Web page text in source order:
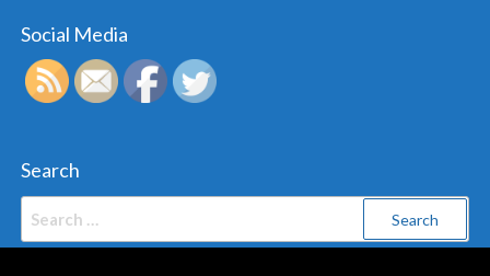
Social Media
Search